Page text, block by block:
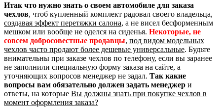
Итак что нужно знать о своем автомобиле для заказа
чехлов, чтоб купленный комплект радовал своего владельца,
создавая эффект перетяжки салона, а не висел бесформенным
мешком или вообще не оделся на сиденья. Некоторые, не
совсем добросовестные продавцы, под видом модельных
чехлов часто продают более дешевые универсальные. Будьте
внимательны при заказе чехлов по телефону, если вы заранее
не заполнили специальную форму заказа на сайте, а
уточняющих вопросов менеджер не задал. Так какие
вопросы вам обязательно должен задать менеджер и
ответы, на которые Вы должны знать при покупке чехлов в
момент оформления заказа?